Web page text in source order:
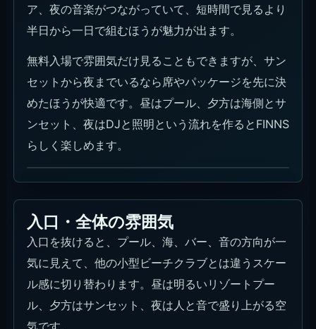
ア、夜の音楽がつながっていて、短時間で見るより
半日から一日で組むほうが魅力が出ます。
無料入場で雰囲気だけ見ることもできますが、サン
セットから夜までいるなら席やパッケージを先に決
めたほうが快適です。昼はプール、夕方は海側とサ
ンセット、夜はDJと照明という流れを作るとFINNS
らしく楽しめます。
入口・全体の雰囲気
入口を抜けると、プール、海、バー、音の方向が一
気に見えて、他の小型ビーチクラブとは違うスケー
ル感に切り替わります。昼は明るいリゾートプー
ル、夕方はサンセット、夜は人と音で盛り上がる空